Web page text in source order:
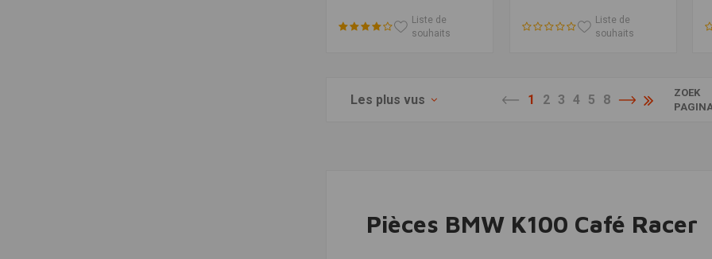
Liste de
souhaits
Liste de
souhaits
Les plus vus 1 2 3 4 5 8
ZOEK
Pièces BMW K100 Café Racer